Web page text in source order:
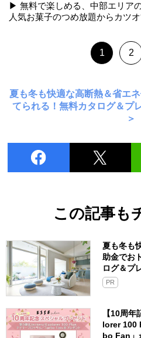
▶ 無料で楽しめる、中部エリア
人気お菓子のつめ放題からカツ
1 2
夏も冬も快適な高断熱＆省エ
てられる！無料カタログ＆プ
＞
この記事も
夏も冬も
助金でお
ログ＆プ
PR
【10周
lorer 100
bo Fan」